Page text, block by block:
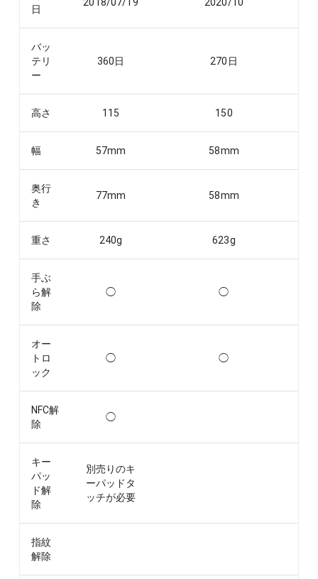
日
バッ
テリ
ー
360日 270 日
高さ 115 150
幅 57mm 58mm
奥行
き
77mm 58mm
重さ 240g 623g
手ぶ
ら解
除
◯ ◯
オー
トロ
ック
◯ ◯
NFC解
除
◯
キー
パッ
ド解
除
別売りのキ
ーパッドタ
ッチが必要
指紋
解除